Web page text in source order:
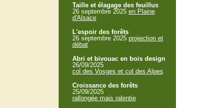
Taille et élagage des feuillus
26 septembre 2025 en Plaine
d'Alsace
L'espoir des forêts
26 septembre 2025 projection et
débat
Abri et bivouac en bois design
26/09/2025
col des Vosges et col des Alpes
Croissance des forêts
25/09/2025
rallongée mais ralentie